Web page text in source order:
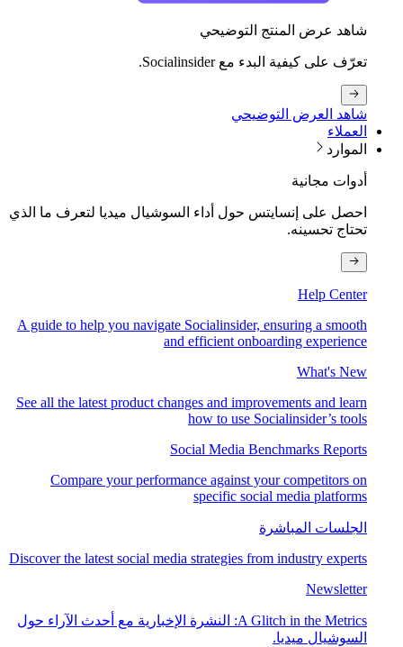
شاهد عرض المنتج التوضيحي
تعرّف على كيفية البدء مع Socialinsider.
شاهد العرض التوضيحي
العملاء
الموارد
أدوات مجانية
احصل على إنسايتس حول أداء السوشيال ميديا لتعرف ما الذي
تحتاج تحسينه.
Help Center
A guide to help you navigate Socialinsider, ensuring a smooth
and efficient onboarding experience
What's New
See all the latest product changes and improvements and learn
how to use Socialinsider’s tools
Social Media Benchmarks Reports
Compare your performance against your competitors on
specific social media platforms
الجلسات المباشرة
Discover the latest social media strategies from industry experts
Newsletter
A Glitch in the Metrics: النشرة الإخبارية مع أحدث الآراء حول
السوشيال ميديا.